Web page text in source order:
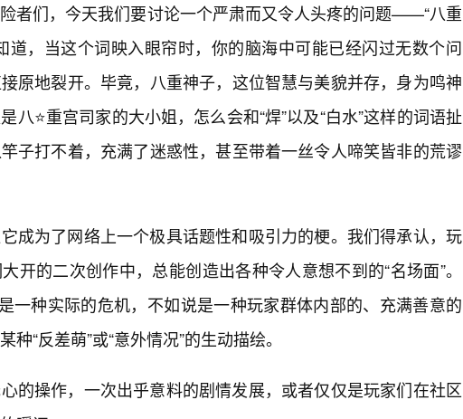
者们，今天我们要讨论一个严肃而又令人头疼的问题——“八重
道，当这个词映入眼帘时，你的脑海中可能已经闪过无数个问
原地裂开。毕竟，八重神子，这位智慧与美貌并存，身为鸣神
八⭐重宫司家的大小姐，怎么会和“焊”以及“白水”这样的词语扯
子打不着，充满了迷惑性，甚至带着一丝令人啼笑皆非的荒谬
成为了网络上一个极具话题性和吸引力的梗。我们得承认，玩
开的二次创作中，总能创造出各种令人意想不到的“名场面”。
一种实际的危机，不如说是一种玩家群体内部的、充满善意的
“反差萌”或“意外情况”的生动描绘。
的操作，一次出乎意料的剧情发展，或者仅仅是玩家们在社区